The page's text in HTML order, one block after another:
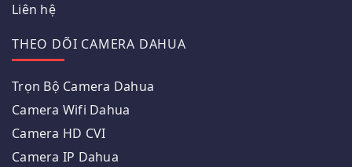
Liên hệ
THEO DÕI CAMERA DAHUA
Trọn Bộ Camera Dahua
Camera Wifi Dahua
Camera HD CVI
Camera IP Dahua